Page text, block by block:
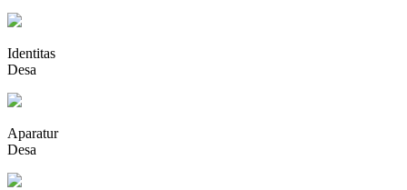
Identitas
Desa
Aparatur
Desa